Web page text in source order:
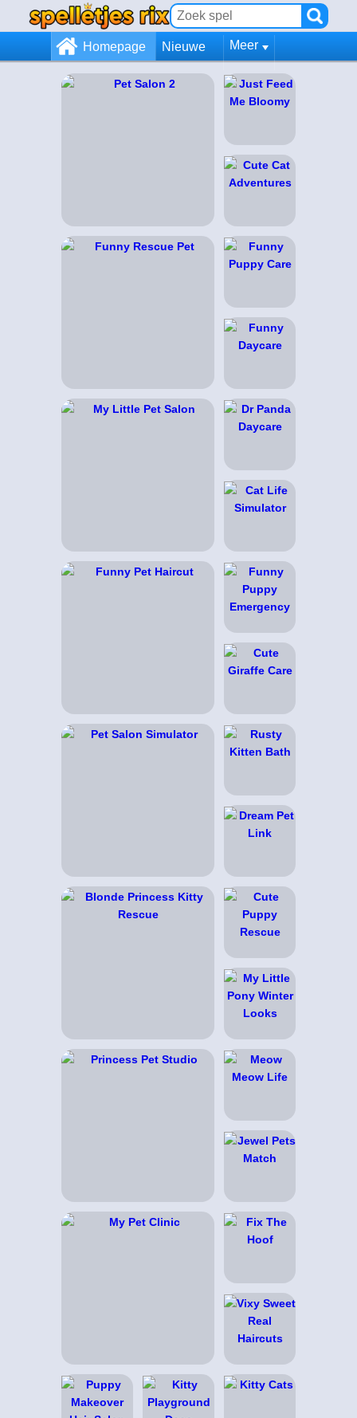
Homepage Nieuwe Meer